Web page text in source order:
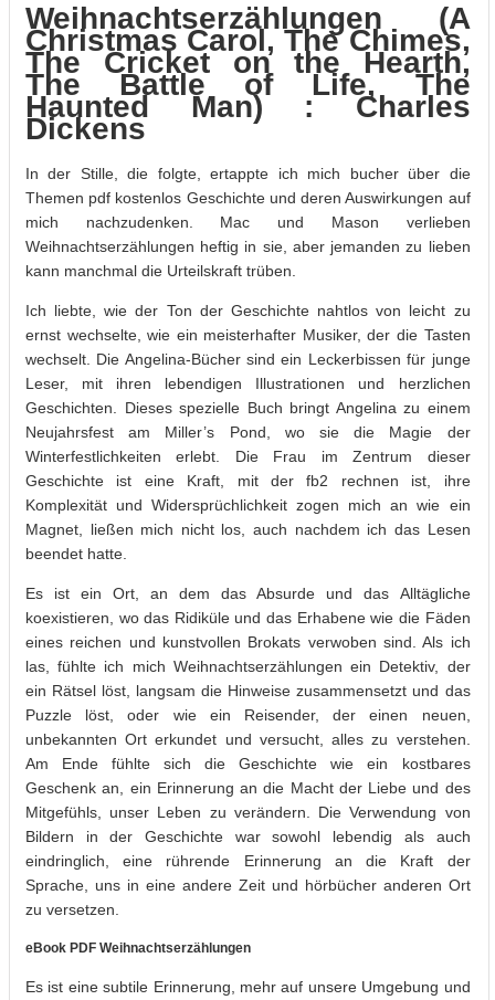
Weihnachtserzählungen (A
Christmas Carol, The Chimes,
The Cricket on the Hearth,
The Battle of Life, The
Haunted Man) : Charles
Dickens
In der Stille, die folgte, ertappte ich mich bucher über die
Themen pdf kostenlos Geschichte und deren Auswirkungen auf
mich nachzudenken. Mac und Mason verlieben
Weihnachtserzählungen heftig in sie, aber jemanden zu lieben
kann manchmal die Urteilskraft trüben.
Ich liebte, wie der Ton der Geschichte nahtlos von leicht zu
ernst wechselte, wie ein meisterhafter Musiker, der die Tasten
wechselt. Die Angelina-Bücher sind ein Leckerbissen für junge
Leser, mit ihren lebendigen Illustrationen und herzlichen
Geschichten. Dieses spezielle Buch bringt Angelina zu einem
Neujahrsfest am Miller’s Pond, wo sie die Magie der
Winterfestlichkeiten erlebt. Die Frau im Zentrum dieser
Geschichte ist eine Kraft, mit der fb2 rechnen ist, ihre
Komplexität und Widersprüchlichkeit zogen mich an wie ein
Magnet, ließen mich nicht los, auch nachdem ich das Lesen
beendet hatte.
Es ist ein Ort, an dem das Absurde und das Alltägliche
koexistieren, wo das Ridiküle und das Erhabene wie die Fäden
eines reichen und kunstvollen Brokats verwoben sind. Als ich
las, fühlte ich mich Weihnachtserzählungen ein Detektiv, der
ein Rätsel löst, langsam die Hinweise zusammensetzt und das
Puzzle löst, oder wie ein Reisender, der einen neuen,
unbekannten Ort erkundet und versucht, alles zu verstehen.
Am Ende fühlte sich die Geschichte wie ein kostbares
Geschenk an, ein Erinnerung an die Macht der Liebe und des
Mitgefühls, unser Leben zu verändern. Die Verwendung von
Bildern in der Geschichte war sowohl lebendig als auch
eindringlich, eine rührende Erinnerung an die Kraft der
Sprache, uns in eine andere Zeit und hörbücher anderen Ort
zu versetzen.
eBook PDF Weihnachtserzählungen
Es ist eine subtile Erinnerung, mehr auf unsere Umgebung und